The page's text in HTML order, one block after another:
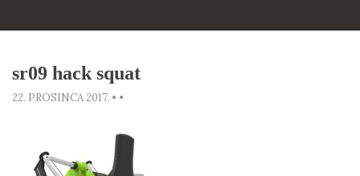
sr09 hack squat
22. PROSINCA 2017. • •